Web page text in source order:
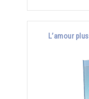
L’amour